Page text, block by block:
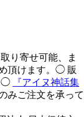
り寄せ可能、ま
頂けます。◯ 販
◯
『アイヌ神話集
みご注文を承って